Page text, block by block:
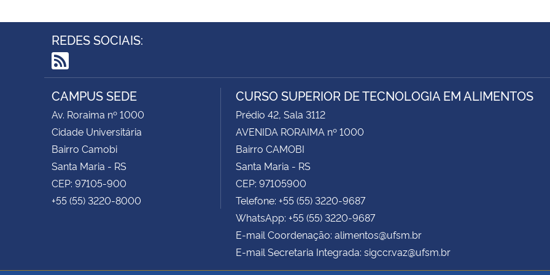
REDES SOCIAIS:
RSS
CAMPUS SEDE
Av. Roraima nº 1000
Cidade Universitária
Bairro Camobi
Santa Maria - RS
CEP: 97105-900
+55 (55) 3220-8000
CURSO SUPERIOR DE TECNOLOGIA EM ALIMENTOS
Prédio 42, Sala 3112
AVENIDA RORAIMA nº 1000
Bairro CAMOBI
Santa Maria - RS
CEP: 97105900
Telefone: +55 (55) 3220-9687
WhatsApp: +55 (55) 3220-9687
E-mail Coordenação: alimentos@ufsm.br
E-mail Secretaria Integrada: sigccr.vaz@ufsm.br